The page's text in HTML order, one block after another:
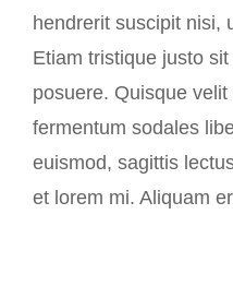
hendrerit suscipit nisi,
Etiam tristique justo
posuere. Quisque
fermentum sodales
euismod, sagittis
et lorem mi. Aliquam